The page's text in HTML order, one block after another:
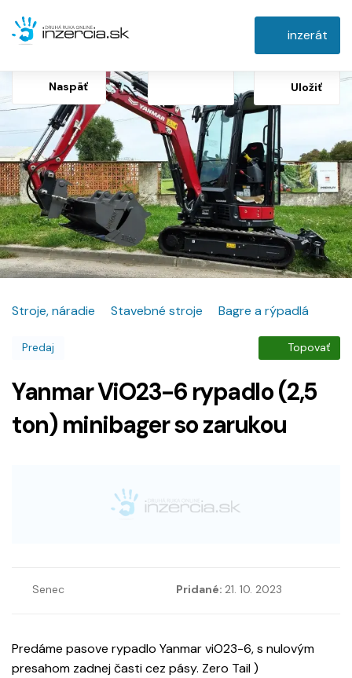
inzerát
Naspäť Uložiť
Stroje, náradie Stavebné stroje Bagre a rýpadlá
Predaj Topovať
Yanmar ViO23-6 rypadlo (2,5
ton) minibager so zarukou
Senec Pridané: 21. 10. 2023
Predáme pasove rypadlo Yanmar viO23-6, s nulovým
presahom zadnej časti cez pásy. Zero Tail )